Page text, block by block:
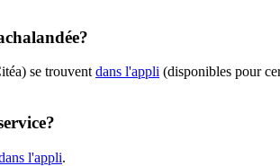
se trouvent dans l'appli (disponibles pour
l'appli.